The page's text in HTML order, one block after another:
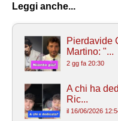
Leggi anche...
Pierdavide
Martino: "...
2 gg fa 20:30
A chi ha
Ric...
il 16/06/2026